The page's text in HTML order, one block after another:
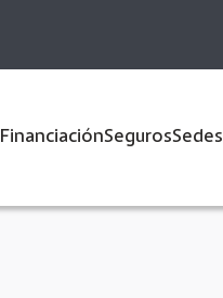
FinanciaciónSegurosSedes